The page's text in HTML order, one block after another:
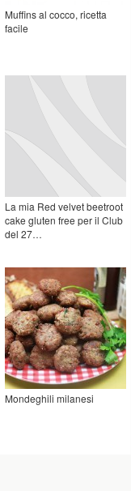
Muffins al cocco, ricetta
facile
La mia Red velvet beetroot
cake gluten free per il Club
del 27…
Mondeghili milanesi